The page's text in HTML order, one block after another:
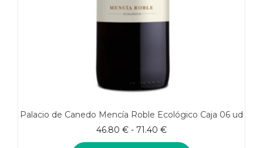
Palacio de Canedo Mencía Roble Ecológico Caja 06 ud
46.80 € - 71.40 €Rango
de